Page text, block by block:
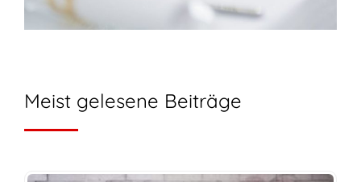
Meist gelesene Beiträge